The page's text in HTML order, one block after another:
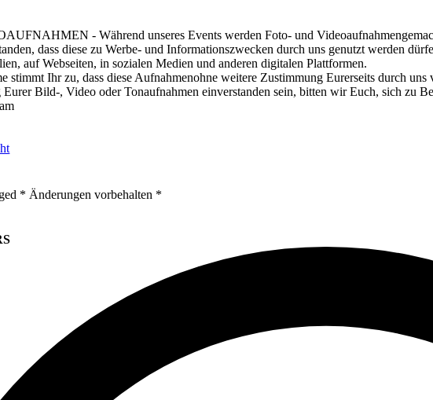
- Während unseres Events werden Foto- und
dass diese zu Werbe- und Informationszwecken durch uns genutzt werden
auf Webseiten, in sozialen Medien und anderen digitalen Plattformen.
stimmt Ihr zu, dass diese Aufnahmenohne weitere Zustimmung Eurerseits durch
Bild-, Video oder Tonaufnahmen einverstanden sein, bitten wir Euch, sich zu
* Änderungen vorbehalten *